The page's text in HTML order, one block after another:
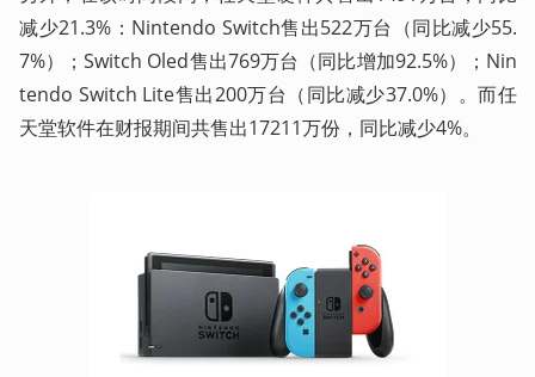
减少21.3%：Nintendo Switch售出522万台（同比减少55.
7%）；Switch Oled售出769万台（同比增加92.5%）；Nin
tendo Switch Lite售出200万台（同比减少37.0%）。而任
天堂软件在财报期间共售出17211万份，同比减少4%。